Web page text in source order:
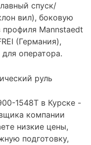
спуск/
вил), боковую
Mannstaedt
(Германия),
оператора.
руль
1548Т в Курске -
компании
низкие цены,
подготовку,